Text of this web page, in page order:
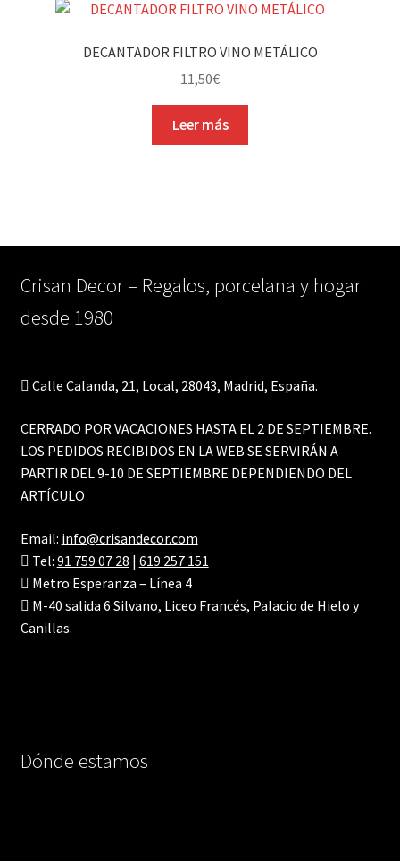
DECANTADOR FILTRO VINO METÁLICO
11,50€
Leer más
Crisan Decor – Regalos, porcelana y hogar
desde 1980
Calle Calanda, 21, Local, 28043, Madrid, España.
CERRADO POR VACACIONES HASTA EL 2 DE SEPTIEMBRE.
LOS PEDIDOS RECIBIDOS EN LA WEB SE SERVIRÁN A
PARTIR DEL 9-10 DE SEPTIEMBRE DEPENDIENDO DEL
ARTÍCULO
Email: info@crisandecor.com
Tel: 91 759 07 28 | 619 257 151
Metro Esperanza – Línea 4
M-40 salida 6 Silvano, Liceo Francés, Palacio de Hielo y
Canillas.
Dónde estamos